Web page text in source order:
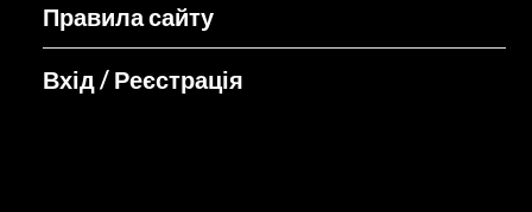
Правила сайту
Вхід / Реєстрація